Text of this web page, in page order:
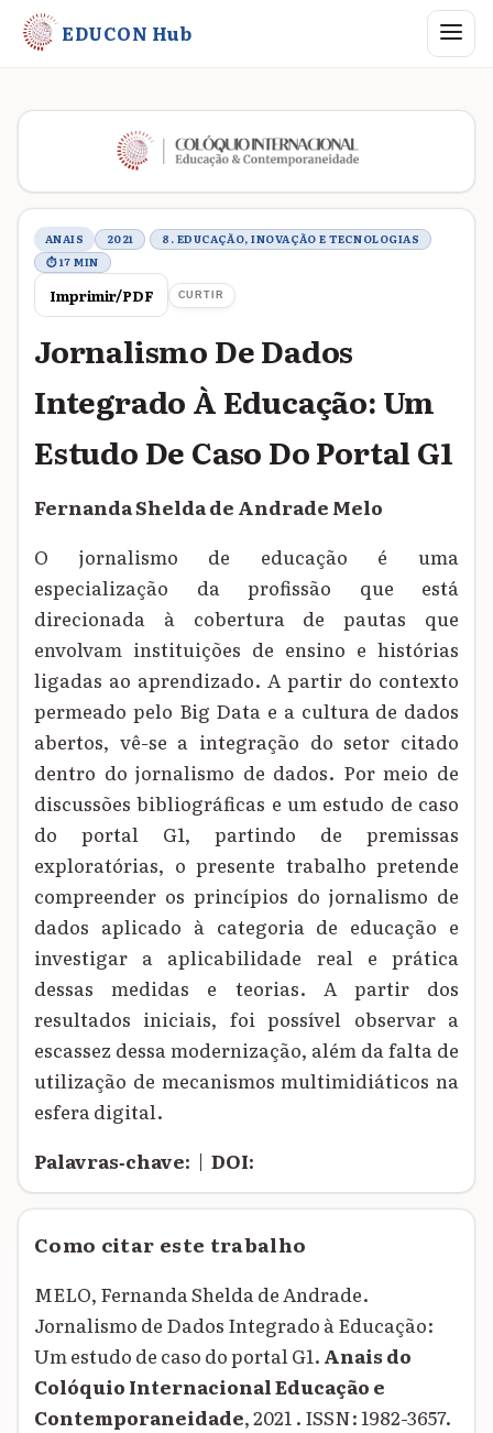
EDUCON Hub Abrir
Metadados do trabalho
ANAIS 2021
8. EDUCAÇÃO, INOVAÇÃO E TECNOLOGIAS
⏱ 17 MIN
Imprimir/PDF CURTIR
Jornalismo De Dados
Integrado À Educação: Um
Estudo De Caso Do Portal G1
Fernanda Shelda de Andrade Melo
O jornalismo de educação é uma
especialização da profissão que está
direcionada à cobertura de pautas que
envolvam instituições de ensino e histórias
ligadas ao aprendizado. A partir do contexto
permeado pelo Big Data e a cultura de dados
abertos, vê-se a integração do setor citado
dentro do jornalismo de dados. Por meio de
discussões bibliográficas e um estudo de caso
do portal G1, partindo de premissas
exploratórias, o presente trabalho pretende
compreender os princípios do jornalismo de
dados aplicado à categoria de educação e
investigar a aplicabilidade real e prática
dessas medidas e teorias. A partir dos
resultados iniciais, foi possível observar a
escassez dessa modernização, além da falta de
utilização de mecanismos multimidiáticos na
esfera digital.
Palavras‑chave: | DOI:
Como citar este trabalho
MELO, Fernanda Shelda de Andrade.
Jornalismo de Dados Integrado à Educação:
Um estudo de caso do portal G1. Anais do
Colóquio Internacional Educação e
Contemporaneidade, 2021 . ISSN: 1982-3657.